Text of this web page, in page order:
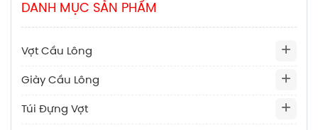
DANH MỤC SẢN PHẨM
Vợt Cầu Lông
Giày Cầu Lông
Túi Đựng Vợt